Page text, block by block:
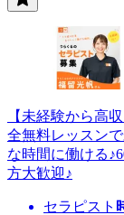
【未経験から高
全無料レッスン
な時間に働ける
方大歓迎♪
セラピスト